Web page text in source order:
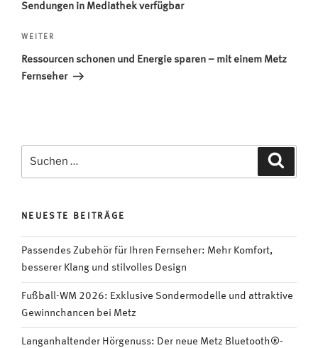
Sendungen in Mediathek verfügbar
Nächster
Beitrag
WEITER
Ressourcen schonen und Energie sparen – mit einem Metz
Fernseher
NEUESTE BEITRÄGE
Passendes Zubehör für Ihren Fernseher: Mehr Komfort,
besserer Klang und stilvolles Design
Fußball-WM 2026: Exklusive Sondermodelle und attraktive
Gewinnchancen bei Metz
Langanhaltender Hörgenuss: Der neue Metz Bluetooth®-